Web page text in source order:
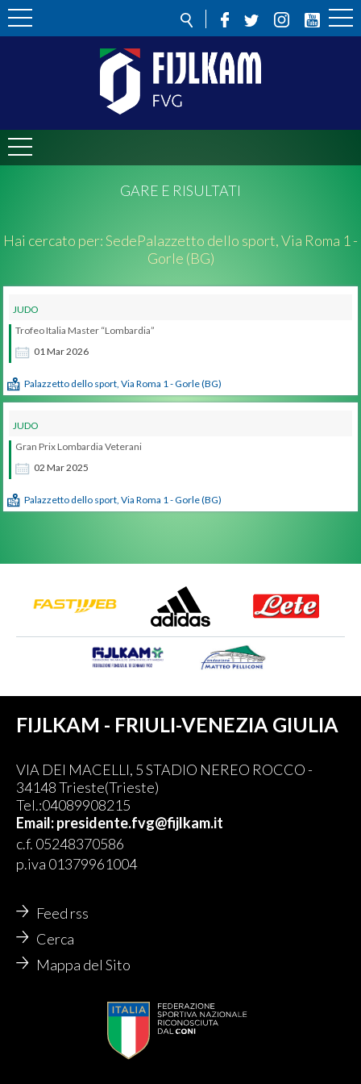
GARE E RISULTATI
Hai cercato per:SedePalazzetto dello sport, Via Roma 1 -
Gorle (BG)
JUDO
01Mar2026
Trofeo Italia Master “Lombardia”
Palazzetto dello sport, Via Roma 1 - Gorle (BG)
JUDO
02 Mar2025
Gran Prix Lombardia Veterani
Palazzetto dello sport, Via Roma 1 - Gorle (BG)
FIJLKAM - FRIULI-VENEZIA GIULIA
VIA DEI MACELLI, 5 STADIO NEREO ROCCO -
34148 Trieste(Trieste)
Tel.:04089908215
Email: presidente.fvg@fijlkam.it
c.f. 05248370586
p.iva 01379961004
Feed rss
Cerca
Mappa del Sito